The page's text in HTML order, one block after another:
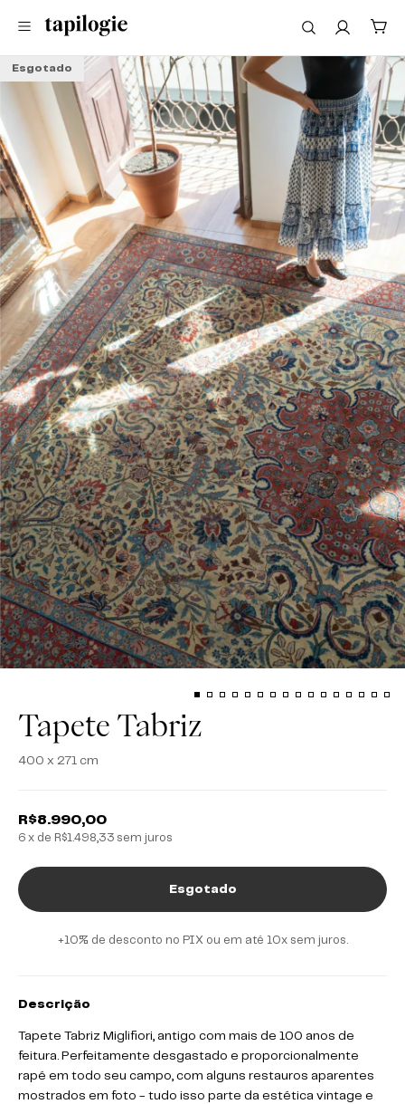
Esgotado
Tapete Tabriz
400 x 271 cm
R$8.990,00
6 x de R$1.498,33 sem juros
+10% de desconto no PIX ou em até 10x sem juros.
Descrição
Tapete Tabriz Miglifiori, antigo com mais de 100 anos de
feitura. Perfeitamente desgastado e proporcionalmente
rapé em todo seu campo, com alguns restauros aparentes
mostrados em foto - tudo isso parte da estética vintage e